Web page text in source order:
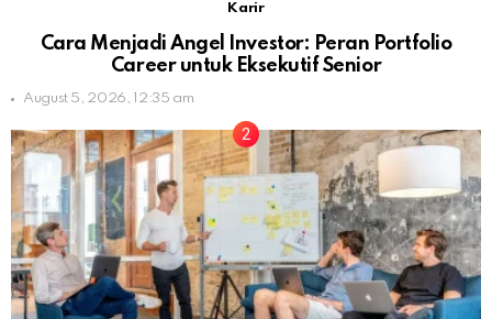
Karir
Cara Menjadi Angel Investor: Peran Portfolio
Career untuk Eksekutif Senior
August 5, 2026, 12:35 am